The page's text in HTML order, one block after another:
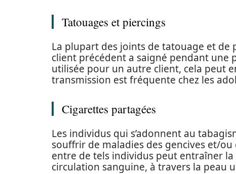
Tatouages et piercings
La plupart des joints de tatouage et de
client précédent a saigné pendant une
utilisée pour un autre client, cela peut
transmission est fréquente chez les
Cigarettes partagées
Les individus qui s’adonnent au
souffrir de maladies des gencives et/ou
entre de tels individus peut entraîner
circulation sanguine, à travers la peau